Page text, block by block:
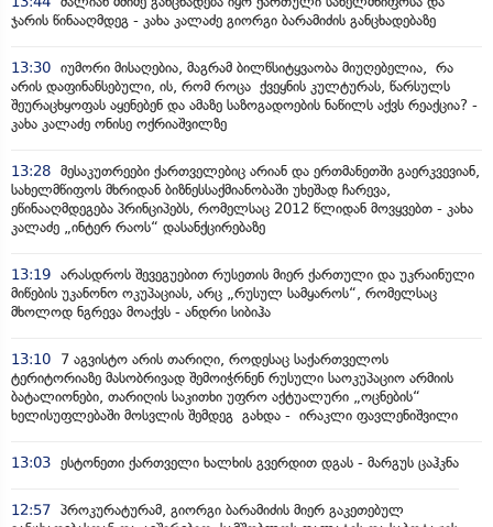
ჯარის წინააღმდეგ - კახა კალაძე გიორგი ბარამიძის განცხადებაზე
13:30 იუმორი მისაღებია, მაგრამ ბილწსიტყვაობა მიუღებელია, რა
არის დაფინანსებული, ის, რომ როცა ქვეყნის კულტურას, წარსულს
შეურაცხყოფას აყენებენ და ამაზე საზოგადოების ნაწილს აქვს რეაქცია? -
კახა კალაძე ონისე ოქრიაშვილზე
13:28 მესაკუთრეები ქართველებიც არიან და ერთმანეთში გაერკვევიან,
სახელმწიფოს მხრიდან ბიზნესსაქმიანობაში უხეშად ჩარევა,
ეწინააღმდეგება პრინციპებს, რომელსაც 2012 წლიდან მოვყვებთ - კახა
კალაძე „ინტერ რაოს“ დასანქცირებაზე
13:19 არასდროს შევეგუებით რუსეთის მიერ ქართული და უკრაინული
მიწების უკანონო ოკუპაციას, არც „რუსულ სამყაროს“, რომელსაც
მხოლოდ ნგრევა მოაქვს - ანდრი სიბიჰა
13:10
7 აგვისტო არის თარიღი, როდესაც საქართველოს
ტერიტორიაზე მასობრივად შემოიჭრნენ რუსული საოკუპაციო არმიის
ბატალიონები, თარიღის საკითხი უფრო აქტუალური „ოცნების“
ხელისუფლებაში მოსვლის შემდეგ გახდა - ირაკლი ფავლენიშვილი
13:03 ესტონეთი ქართველი ხალხის გვერდით დგას - მარგუს ცაჰკნა
12:57 პროკურატურამ, გიორგი ბარამიძის მიერ გაკეთებულ